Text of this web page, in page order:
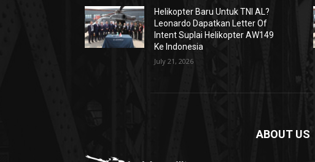
Helikopter Baru Untuk TNI AL?
Leonardo Dapatkan Letter Of
Intent Suplai Helikopter AW149
Ke Indonesia
July 21, 2026
ABOUT US